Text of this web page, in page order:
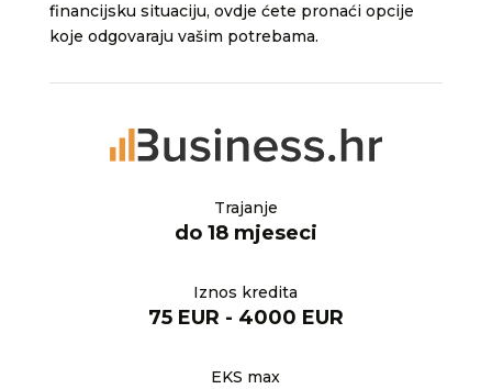
financijsku situaciju, ovdje ćete pronaći opcije
koje odgovaraju vašim potrebama.
Trajanje
do 18 mjeseci
Iznos kredita
75 EUR - 4000 EUR
EKS max